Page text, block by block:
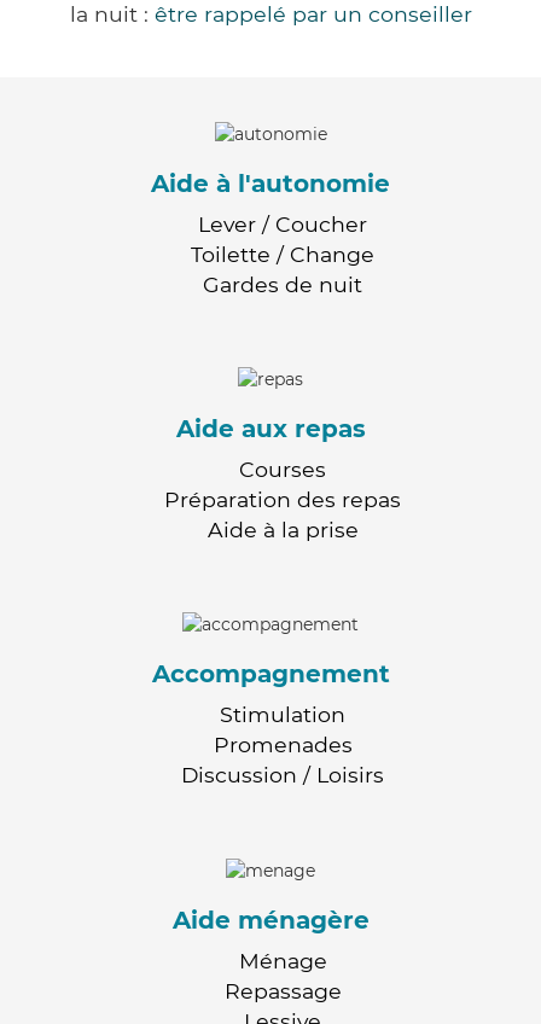
la nuit : être rappelé par un conseiller
Aide à l'autonomie
Lever / Coucher
Toilette / Change
Gardes de nuit
Aide aux repas
Courses
Préparation des repas
Aide à la prise
Accompagnement
Stimulation
Promenades
Discussion / Loisirs
Aide ménagère
Ménage
Repassage